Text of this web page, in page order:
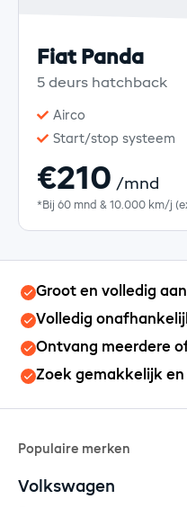
Fiat Panda
5 deurs hatchback
Airco
Start/stop systeem
€210 /mnd
*Bij 60 mnd & 10.000 km/j
Groot en volledig
Volledig
Ontvang meerdere
Zoek gemakkelijk en
Populaire merken
Volkswagen